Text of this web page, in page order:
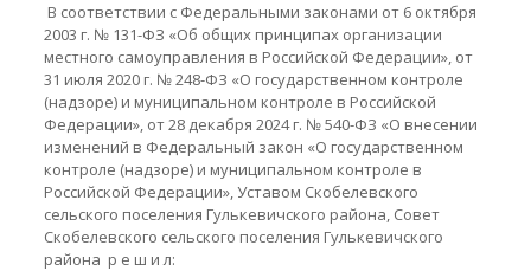
В соответствии с Федеральными законами от 6 октября
2003 г. № 131-ФЗ «Об общих принципах организации
местного самоуправления в Российской Федерации», от
31 июля 2020 г. № 248-ФЗ «О государственном контроле
(надзоре) и муниципальном контроле в Российской
Федерации», от 28 декабря 2024 г. № 540-ФЗ «О внесении
изменений в Федеральный закон «О государственном
контроле (надзоре) и муниципальном контроле в
Российской Федерации», Уставом Скобелевского
сельского поселения Гулькевичского района, Совет
Скобелевского сельского поселения Гулькевичского
района р е ш и л: